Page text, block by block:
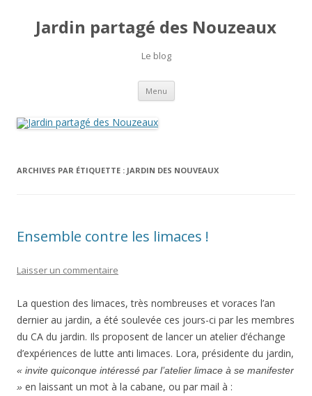
Jardin partagé des Nouzeaux
Le blog
Menu Aller
contenu
ARCHIVES PAR ÉTIQUETTE : JARDIN DES NOUVEAUX
Ensemble contre les limaces !
Laisser un commentaire
La question des limaces, très nombreuses et voraces l’an
dernier au jardin, a été soulevée ces jours-ci par les membres
du CA du jardin. Ils proposent de lancer un atelier d’échange
d’expériences de lutte anti limaces. Lora, présidente du jardin,
« invite quiconque intéressé par l’atelier limace à se manifester
» en laissant un mot à la cabane, ou par mail à :